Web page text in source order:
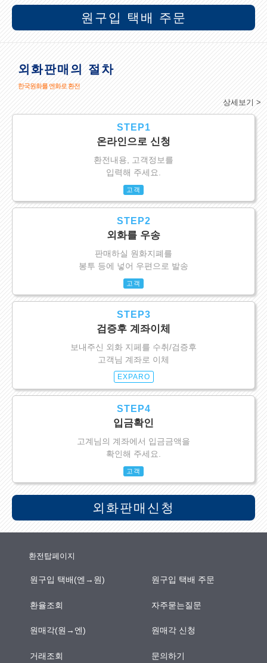
원구입 택배 주문
외화판매의 절차
한국원화를 엔화로 환전
상세보기 >
STEP1
온라인으로 신청
환전내용, 고객정보를
입력해 주세요.
고객
STEP2
외화를 우송
판매하실 원화지폐를
봉투 등에 넣어 우편으로 발송
고객
STEP3
검증후 계좌이체
보내주신 외화 지페를 수취/검증후
고객님 계좌로 이체
EXPARO
STEP4
입금확인
고계님의 계좌에서 입금금액을
확인해 주세요.
고객
외화판매신청
환전탑페이지
원구입 택배(엔→원) 원구입 택배 주문
환율조회 자주묻는질문
원매각(원→엔) 원매각 신청
거래조회 문의하기